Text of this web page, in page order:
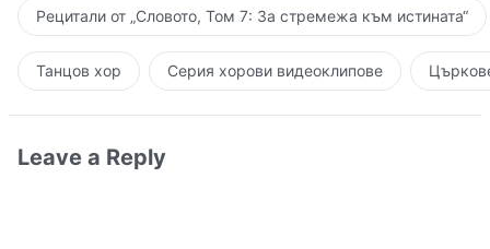
Рецитали от „Словото, Том 7: За стремежа към истината“
Танцов хор Серия хорови видеоклипове
Leave a Reply